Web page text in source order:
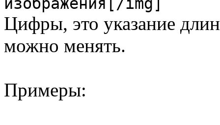
Цифры, это указание
можно менять.
Примеры: